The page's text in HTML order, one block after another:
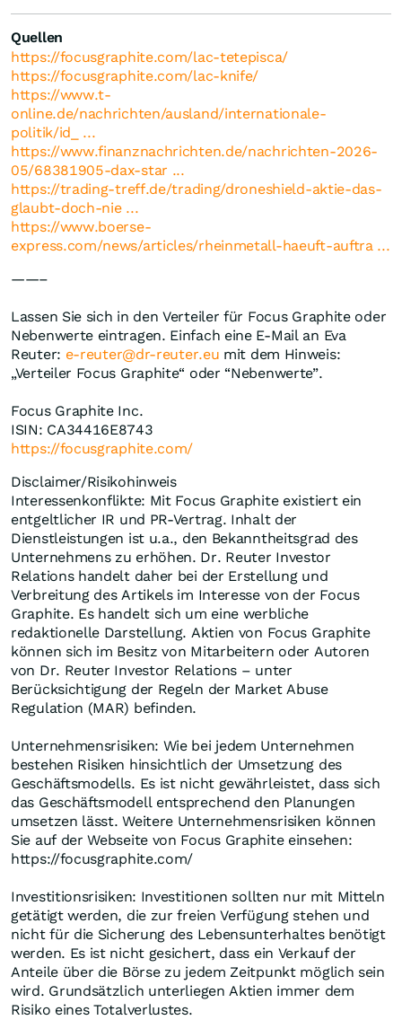
Quellen
https://focusgraphite.com/lac-tetepisca/
https://focusgraphite.com/lac-knife/
https://www.t-
online.de/nachrichten/ausland/internationale-
politik/id_ ...
https://www.finanznachrichten.de/nachrichten-2026-
05/68381905-dax-star ...
https://trading-treff.de/trading/droneshield-aktie-das-
glaubt-doch-nie ...
https://www.boerse-
express.com/news/articles/rheinmetall-haeuft-auftra ...
——–
Lassen Sie sich in den Verteiler für Focus Graphite oder
Nebenwerte eintragen. Einfach eine E-Mail an Eva
Reuter: e-reuter@dr-reuter.eu mit dem Hinweis:
„Verteiler Focus Graphite“ oder “Nebenwerte”.
Focus Graphite Inc.
ISIN: CA34416E8743
https://focusgraphite.com/
Disclaimer/Risikohinweis
Interessenkonflikte: Mit Focus Graphite existiert ein
entgeltlicher IR und PR-Vertrag. Inhalt der
Dienstleistungen ist u.a., den Bekanntheitsgrad des
Unternehmens zu erhöhen. Dr. Reuter Investor
Relations handelt daher bei der Erstellung und
Verbreitung des Artikels im Interesse von der Focus
Graphite. Es handelt sich um eine werbliche
redaktionelle Darstellung. Aktien von Focus Graphite
können sich im Besitz von Mitarbeitern oder Autoren
von Dr. Reuter Investor Relations – unter
Berücksichtigung der Regeln der Market Abuse
Regulation (MAR) befinden.
Unternehmensrisiken: Wie bei jedem Unternehmen
bestehen Risiken hinsichtlich der Umsetzung des
Geschäftsmodells. Es ist nicht gewährleistet, dass sich
das Geschäftsmodell entsprechend den Planungen
umsetzen lässt. Weitere Unternehmensrisiken können
Sie auf der Webseite von Focus Graphite einsehen:
https://focusgraphite.com/
Investitionsrisiken: Investitionen sollten nur mit Mitteln
getätigt werden, die zur freien Verfügung stehen und
nicht für die Sicherung des Lebensunterhaltes benötigt
werden. Es ist nicht gesichert, dass ein Verkauf der
Anteile über die Börse zu jedem Zeitpunkt möglich sein
wird. Grundsätzlich unterliegen Aktien immer dem
Risiko eines Totalverlustes.